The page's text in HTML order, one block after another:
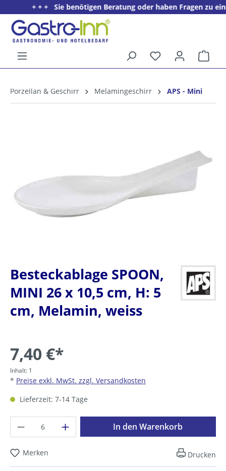
springen
+ + + Sie benötigen Beratung oder haben Fragen zu
Willkommens­rabatt**
Porzellan & Geschirr Melamingeschirr APS - Mini
Besteckablage SPOON,
MINI 26 x 10,5 cm, H: 5
cm, Melamin, weiss
7,40 €*
Inhalt: 1
* Preise exkl. MwSt. zzgl. Versandkosten
Lieferzeit: 7-14 Tage
Produkt Anzahl: Gib den gewünschten
In den Warenkorb
Merken Drucken